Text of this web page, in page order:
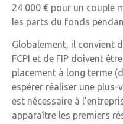
24 000 € pour un couple
les parts du fonds
Globalement, il convient
FCPI et de FIP doivent
placement à long terme
espérer réaliser une
est nécessaire à
apparaître les premiers